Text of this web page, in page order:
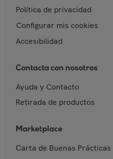
Política de privacidad
Configurar mis cookies
Accesibilidad
Contacta con nosotros
Ayuda y Contacto
Retirada de productos
Marketplace
Carta de Buenas